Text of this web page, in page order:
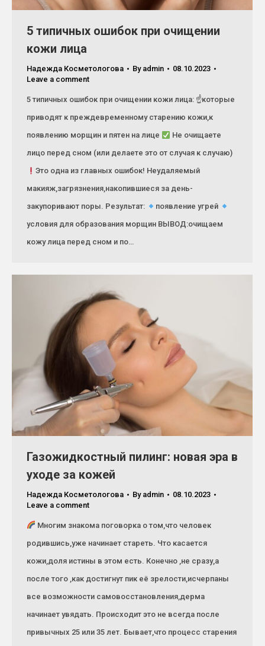
5 типичных ошибок при очищении
кожи лица
Надежда Косметологова By admin
08.10.2023
Leave a comment
5 типичных ошибок при очищении кожи лица: ☝которые
приводят к преждевременному старению кожи,к
появлению морщин и пятен на лице
Не очищаете
лицо перед сном (или делаете это от случая к случаю)
Это одна из главных ошибок! Неудаляемый
макияж,загрязнения,накопившиеся за день-
закупоривают поры. Результат:
появление угрей
условия для образования морщин ВЫВОД:очищаем
кожу лица перед сном и по…
Газожидкостный пилинг: новая эра в
уходе за кожей
Надежда Косметологова By admin
08.10.2023
Leave a comment
Многим знакома поговорка о том,что человек
родившись,уже начинает стареть. Что касается
кожи,доля истины в этом есть. Конечно ,не сразу,а
после того ,как достигнут пик её зрелости,исчерпаны
все возможности самовосстановления,дерма
начинает увядать. Происходит это не всегда после
привычных 25 или 35 лет. Бывает,что процесс старения